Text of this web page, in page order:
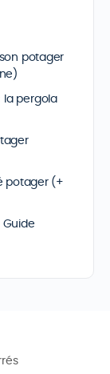
potager
la pergola
potager (+
Guide